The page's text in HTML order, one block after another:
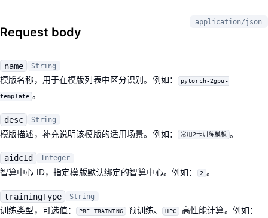
Request body
application/json
name String
模版名称，用于在模版列表中区分识别。例如： pytorch-2gpu-
template 。
desc String
模版描述，补充说明该模版的适用场景。例如： 常用2卡训练模板 。
aidcId Integer
智算中心 ID，指定模版默认绑定的智算中心。例如： 2 。
trainingType String
训练类型，可选值： PRE_TRAINING 预训练、 HPC 高性能计算。例如：